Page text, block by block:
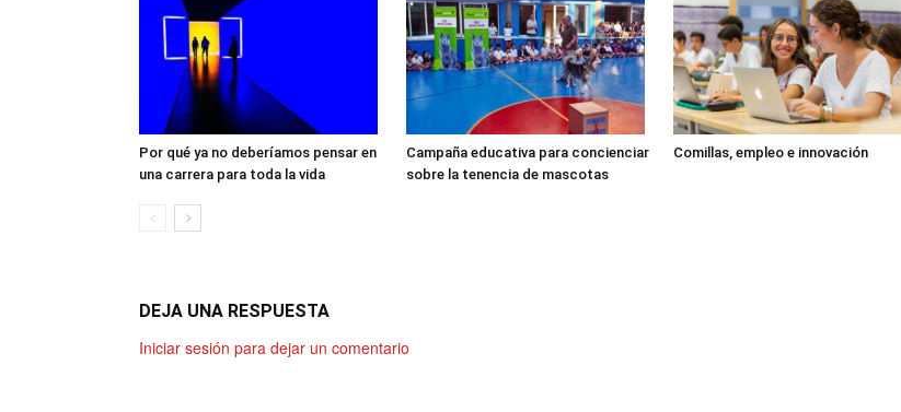
Por qué ya no deberíamos pensar en
una carrera para toda la vida
Campaña educativa para concienciar
sobre la tenencia de mascotas
Comillas, empleo e innovación
DEJA UNA RESPUESTA
Iniciar sesión para dejar un comentario